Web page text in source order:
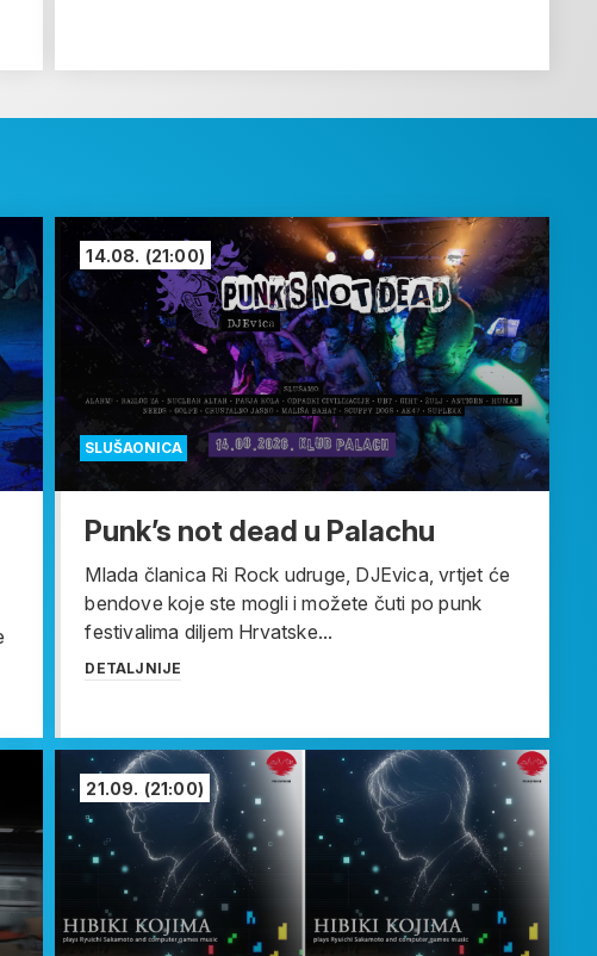
SLUŠAONICA
14.08. (21:00)
Punk’s not dead u Palachu
Mlada članica Ri Rock udruge, DJEvica, vrtjet će
bendove koje ste mogli i možete čuti po punk
festivalima diljem Hrvatske...
DETALJNIJE
21.09. (21:00)